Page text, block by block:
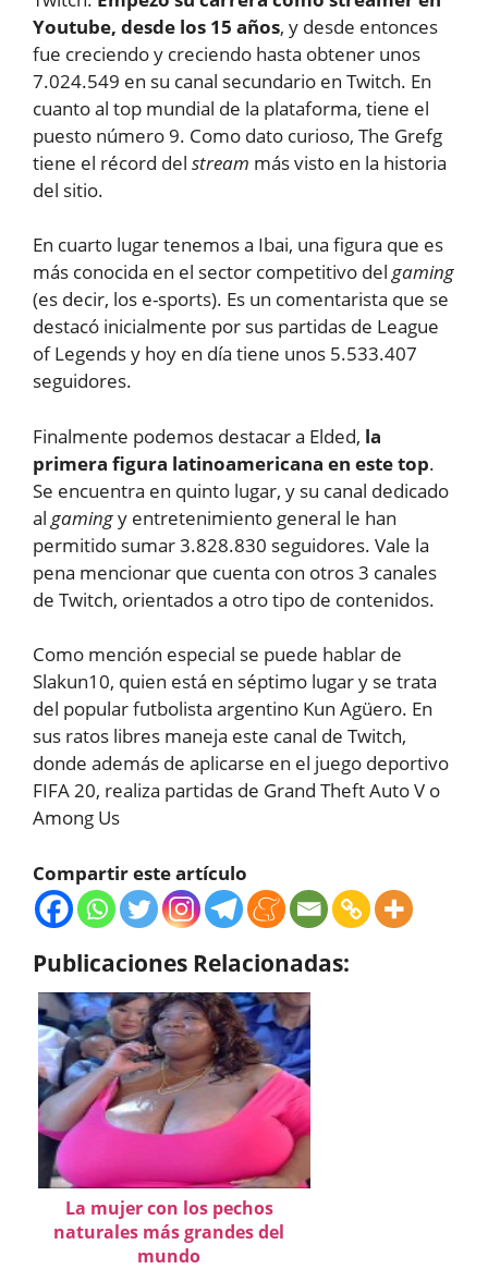
Youtube, desde los 15 años, y desde entonces
fue creciendo y creciendo hasta obtener unos
7.024.549 en su canal secundario en Twitch. En
cuanto al top mundial de la plataforma, tiene el
puesto número 9. Como dato curioso, The Grefg
tiene el récord del stream más visto en la historia
del sitio.
En cuarto lugar tenemos a Ibai, una figura que es
más conocida en el sector competitivo del gaming
(es decir, los e-sports). Es un comentarista que se
destacó inicialmente por sus partidas de League
of Legends y hoy en día tiene unos 5.533.407
seguidores.
Finalmente podemos destacar a Elded, la
primera figura latinoamericana en este top.
Se encuentra en quinto lugar, y su canal dedicado
al gamingy entretenimiento general le han
permitido sumar 3.828.830 seguidores. Vale la
pena mencionar que cuenta con otros 3 canales
de Twitch, orientados a otro tipo de contenidos.
Como mención especial se puede hablar de
Slakun10, quien está en séptimo lugar y se trata
del popular futbolista argentino Kun Agüero. En
sus ratos libres maneja este canal de Twitch,
donde además de aplicarse en el juego deportivo
FIFA 20, realiza partidas de Grand Theft Auto V o
Among Us
Compartir este artículo
Publicaciones Relacionadas:
La mujer con los pechos
naturales más grandes del
mundo